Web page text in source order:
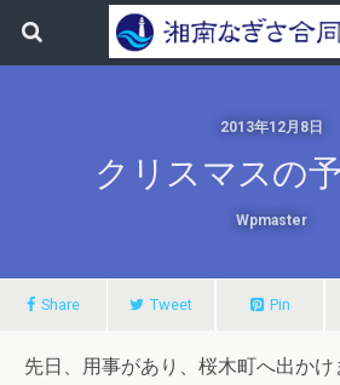
2013年12月8日
クリスマスの
Wpmaster
Share Tweet Pin
先日、用事があり、桜木町へ出かけ